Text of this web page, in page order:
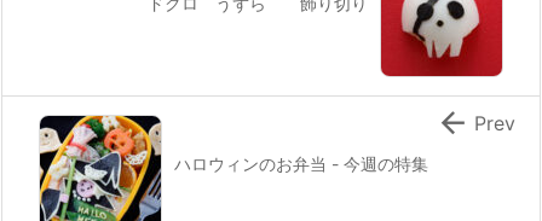
ハロウィンのお弁当 - 今週の特集
 Prev